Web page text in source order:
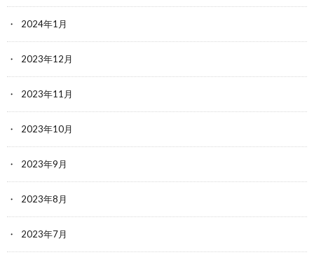
2024年1月
2023年12月
2023年11月
2023年10月
2023年9月
2023年8月
2023年7月